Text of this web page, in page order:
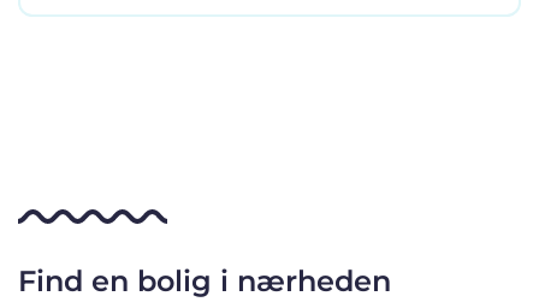
Find en bolig i nærheden